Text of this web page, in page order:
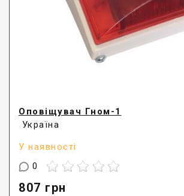
Оповіщувач Гном-1
Україна
У наявності
0
807 грн